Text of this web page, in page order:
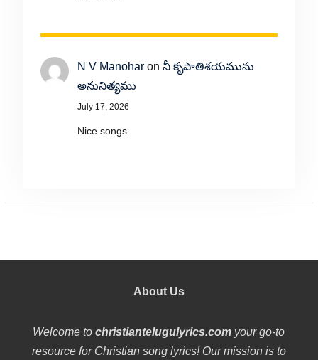
N V Manoharon నీ కృపాతిశయమును
అనునిత్యము
July 17, 2026
Nice songs
About Us
Welcome tochristiantelugulyrics.com your go-to
resource for Christian song lyrics! Our mission is to